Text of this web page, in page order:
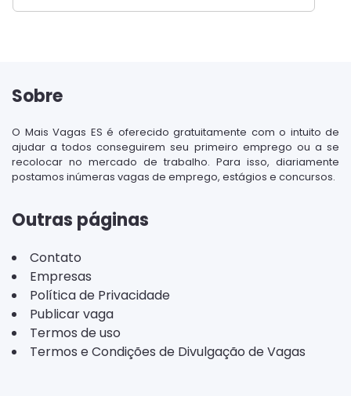
Sobre
O Mais Vagas ES é oferecido gratuitamente com o intuito de
ajudar a todos conseguirem seu primeiro emprego ou a se
recolocar no mercado de trabalho. Para isso, diariamente
postamos inúmeras vagas de emprego, estágios e concursos.
Outras páginas
Contato
Empresas
Política de Privacidade
Publicar vaga
Termos de uso
Termos e Condições de Divulgação de Vagas